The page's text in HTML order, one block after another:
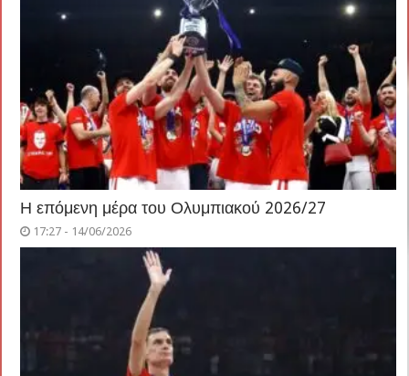
Η επόμενη μέρα του Ολυμπιακού 2026/27
17:27 - 14/06/2026